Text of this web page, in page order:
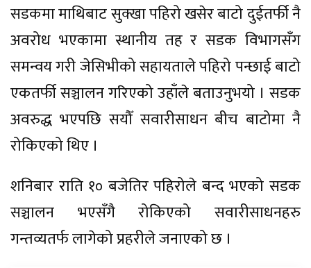
सडकमा माथिबाट सुक्खा पहिरो खसेर बाटो दुईतर्फी नै
अवरोध भएकामा स्थानीय तह र सडक विभागसँग
समन्वय गरी जेसिभीको सहायताले पहिरो पन्छाई बाटो
एकतर्फी सञ्चालन गरिएको उहाँले बताउनुभयो । सडक
अवरुद्ध भएपछि सयौँ सवारीसाधन बीच बाटोमा नै
रोकिएको थिए ।
शनिबार राति १० बजेतिर पहिरोले बन्द भएको सडक
सञ्चालन भएसँगै रोकिएको सवारीसाधनहरु
गन्तव्यतर्फ लागेको प्रहरीले जनाएको छ ।